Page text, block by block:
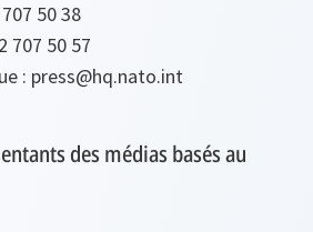
50 38
707 50 57
: press@hq.nato.int
des médias basés au